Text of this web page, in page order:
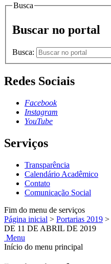
Busca
Buscar no portal
Busca:
Redes Sociais
Facebook
Instagram
YouTube
Serviços
Transparência
Calendário Acadêmico
Contato
Comunicação Social
Fim do menu de serviços
Página inicial > Portarias 2019 >
DE 11 DE ABRIL DE 2019
Menu
Início do menu principal